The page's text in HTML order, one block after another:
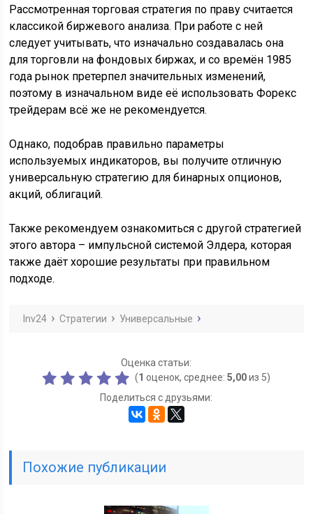
Рассмотренная торговая стратегия по праву считается
классикой биржевого анализа. При работе с ней
следует учитывать, что изначально создавалась она
для торговли на фондовых биржах, и со времён 1985
года рынок претерпел значительных изменений,
поэтому в изначальном виде её использовать Форекс
трейдерам всё же не рекомендуется.
Однако, подобрав правильно параметры
используемых индикаторов, вы получите отличную
универсальную стратегию для бинарных опционов,
акций, облигаций.
Также рекомендуем ознакомиться с другой стратегией
этого автора – импульсной системой Элдера, которая
также даёт хорошие результаты при правильном
подходе.
Inv24 Стратегии Универсальные
Оценка статьи:
(1 оценок, среднее:5,00из 5)
Поделиться с друзьями:
Похожие публикации